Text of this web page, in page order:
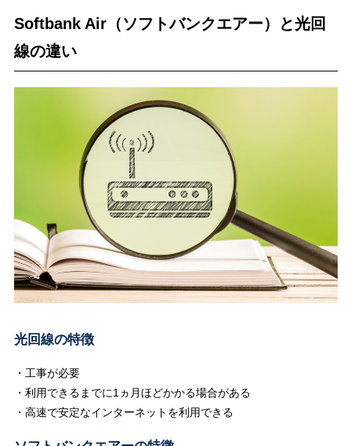
Softbank Air（ソフトバンクエアー）と光回
線の違い
光回線の特徴
・工事が必要
・利用できるまでに1ヵ月ほどかかる場合がある
・高速で安定なインターネットを利用できる